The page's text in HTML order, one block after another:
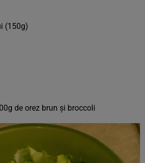
(150g)
de orez brun şi broccoli